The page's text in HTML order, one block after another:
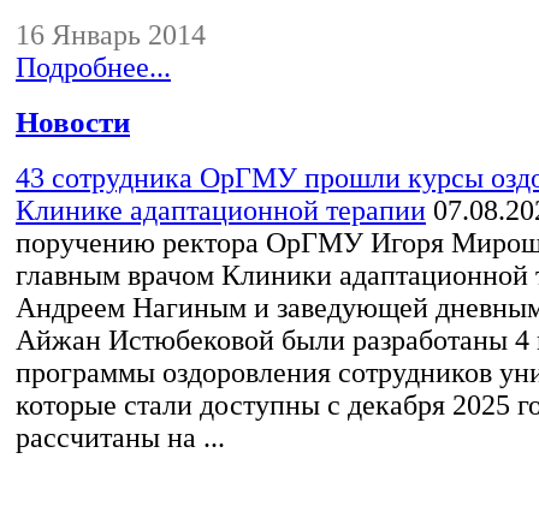
16 Январь 2014
Подробнее...
Новости
43 сотрудника ОрГМУ прошли курсы
Клинике адаптационной терапии
поручению ректора ОрГМУ Игоря
главным врачом Клиники адаптационной
Андреем Нагиным и заведующей
Айжан Истюбековой были разработаны 4
программы оздоровления сотрудников
которые стали доступны с декабря 2025
рассчитаны на ...